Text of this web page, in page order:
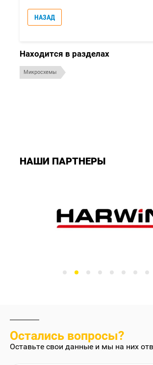
НАЗАД
Находится в разделах
Микросхемы
НАШИ ПАРТНЕРЫ
Остались вопросы?
Оставьте свои данные и мы на них